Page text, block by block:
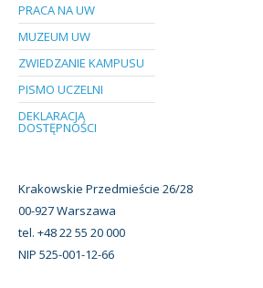
PRACA NA UW
MUZEUM UW
ZWIEDZANIE KAMPUSU
PISMO UCZELNI
DEKLARACJA
DOSTĘPNOŚCI
Krakowskie Przedmieście 26/28
00-927 Warszawa
tel. +48 22 55 20 000
NIP 525-001-12-66